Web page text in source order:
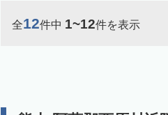
全12件中 1~12件を表示